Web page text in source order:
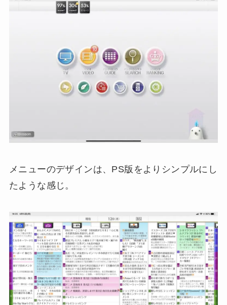
メニューのデザインは、PS版をよりシンプルにし
たような感じ。